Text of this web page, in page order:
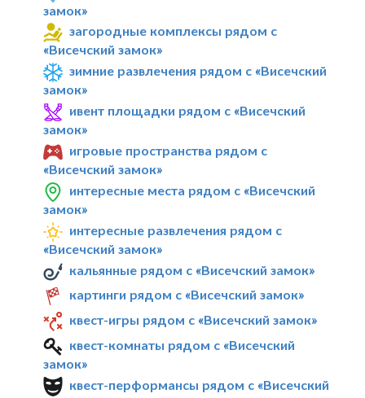
замок»
загородные комплексы рядом с
«Висечский замок»
зимние развлечения рядом с «Висечский
замок»
ивент площадки рядом с «Висечский
замок»
игровые пространства рядом с
«Висечский замок»
интересные места рядом с «Висечский
замок»
интересные развлечения рядом с
«Висечский замок»
кальянные рядом с «Висечский замок»
картинги рядом с «Висечский замок»
квест-игры рядом с «Висечский замок»
квест-комнаты рядом с «Висечский
замок»
квест-перформансы рядом с «Висечский